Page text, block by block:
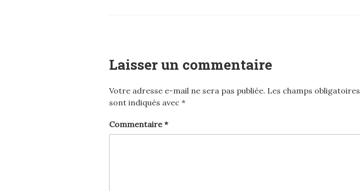
Laisser un commentaire
Votre adresse e-mail ne sera pas publiée. Les champs obligatoires
sont indiqués avec *
Commentaire*